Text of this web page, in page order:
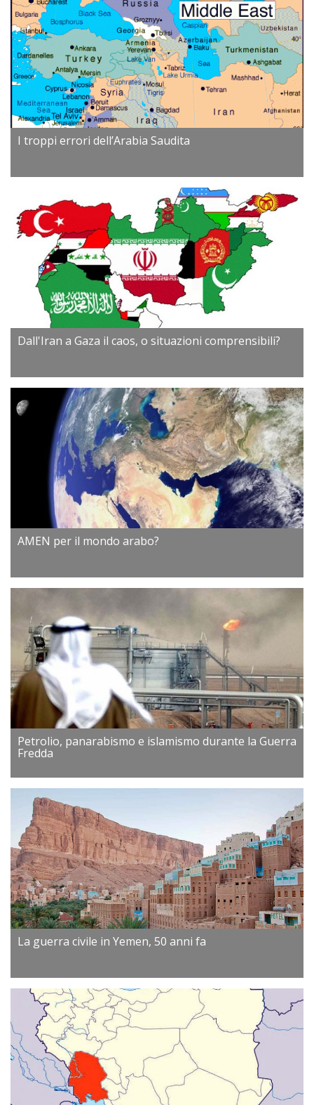
I troppi errori dell’Arabia Saudita
Dall'Iran a Gaza il caos, o situazioni comprensibili?
AMEN per il mondo arabo?
Petrolio, panarabismo e islamismo durante la Guerra
Fredda
La guerra civile in Yemen, 50 anni fa